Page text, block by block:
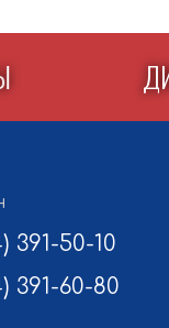
391-50-10
391-60-80